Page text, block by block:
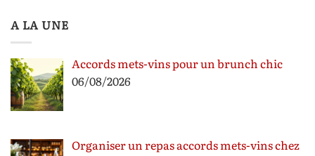
A LA UNE
Accords mets-vins pour un brunch chic
06/08/2026
Organiser un repas accords mets-vins chez